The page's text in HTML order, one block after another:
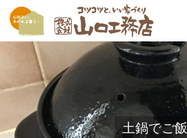
土鍋でご飯